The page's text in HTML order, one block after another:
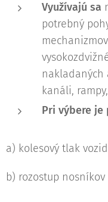
Využívajú sa
potrebný
nakladaných
kanáli,
Pri výbere je
a) kolesový tlak
b) rozostup nosníkov